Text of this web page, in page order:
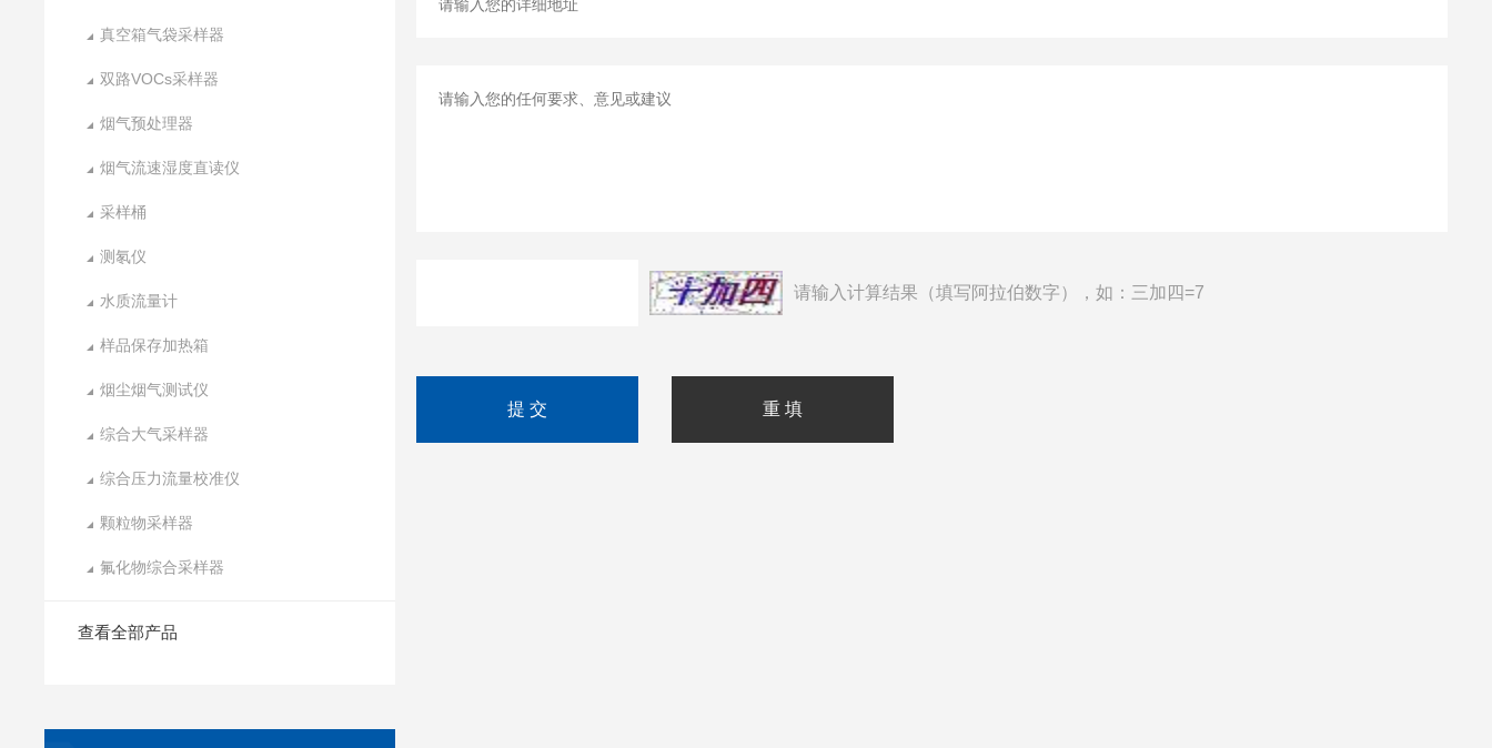
真空箱气袋采样器
双路VOCs采样器
烟气预处理器
烟气流速湿度直读仪
采样桶
测氡仪
水质流量计
样品保存加热箱
烟尘烟气测试仪
综合大气采样器
综合压力流量校准仪
颗粒物采样器
氟化物综合采样器
查看全部产品
请输入计算结果（填写阿拉伯数字），如：三加四=7